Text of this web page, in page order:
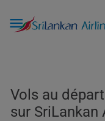

Vols au
sur SriLankan